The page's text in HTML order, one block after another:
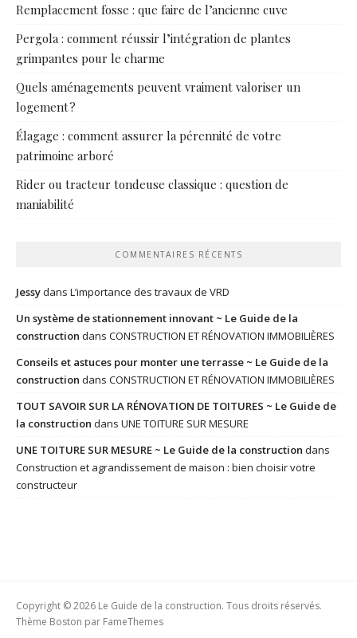
Remplacement fosse : que faire de l’ancienne cuve
Pergola : comment réussir l’intégration de plantes
grimpantes pour le charme
Quels aménagements peuvent vraiment valoriser un
logement ?
Élagage : comment assurer la pérennité de votre
patrimoine arboré
Rider ou tracteur tondeuse classique : question de
maniabilité
COMMENTAIRES RÉCENTS
Jessydans L’importance des travaux de VRD
Un système de stationnement innovant ~ Le Guide de la
construction dans CONSTRUCTION ET RÉNOVATION IMMOBILIÈRES
Conseils et astuces pour monter une terrasse ~ Le Guide de la
construction dans CONSTRUCTION ET RÉNOVATION IMMOBILIÈRES
TOUT SAVOIR SUR LA RÉNOVATION DE TOITURES ~ Le Guide de
la construction dans UNE TOITURE SUR MESURE
UNE TOITURE SUR MESURE ~ Le Guide de la construction dans
Construction et agrandissement de maison : bien choisir votre
constructeur
Copyright © 2026 Le Guide de la construction. Tous droits réservés.
Thème Boston par FameThemes